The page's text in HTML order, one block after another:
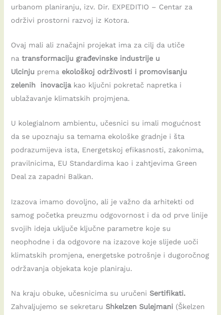
urbanom planiranju, izv. Dir. EXPEDITIO – Centar za
održivi prostorni razvoj iz Kotora.
Ovaj mali ali značajni projekat ima za cilj da utiče
natransformaciju građevinske industrije u
Ulcinju prema ekološkoj održivosti i promovisanju
zelenih inovacijakao ključni pokretač napretka i
ublažavanje klimatskih projmjena.
U kolegialnom ambientu, učesnici su imali mogućnost
da se upoznaju sa temama ekološke gradnje i šta
podrazumijeva ista, Energetskoj efikasnosti, zakonima,
pravilnicima, EU Standardima kao i zahtjevima Green
Deal za zapadni Balkan.
Izazova imamo dovoljno, ali je važno da arhitekti od
samog početka preuzmu odgovornost i da od prve linije
svojih ideja uključe ključne parametre koje su
neophodne i da odgovore na izazove koje slijede uoči
klimatskih promjena, energetske potrošnje i dugoročnog
održavanja objekata koje planiraju.
Na kraju obuke, učesnicima su uručeniSertifikati.
Zahvaljujemo se sekretaru Shkelzen Sulejmani (Škelzen